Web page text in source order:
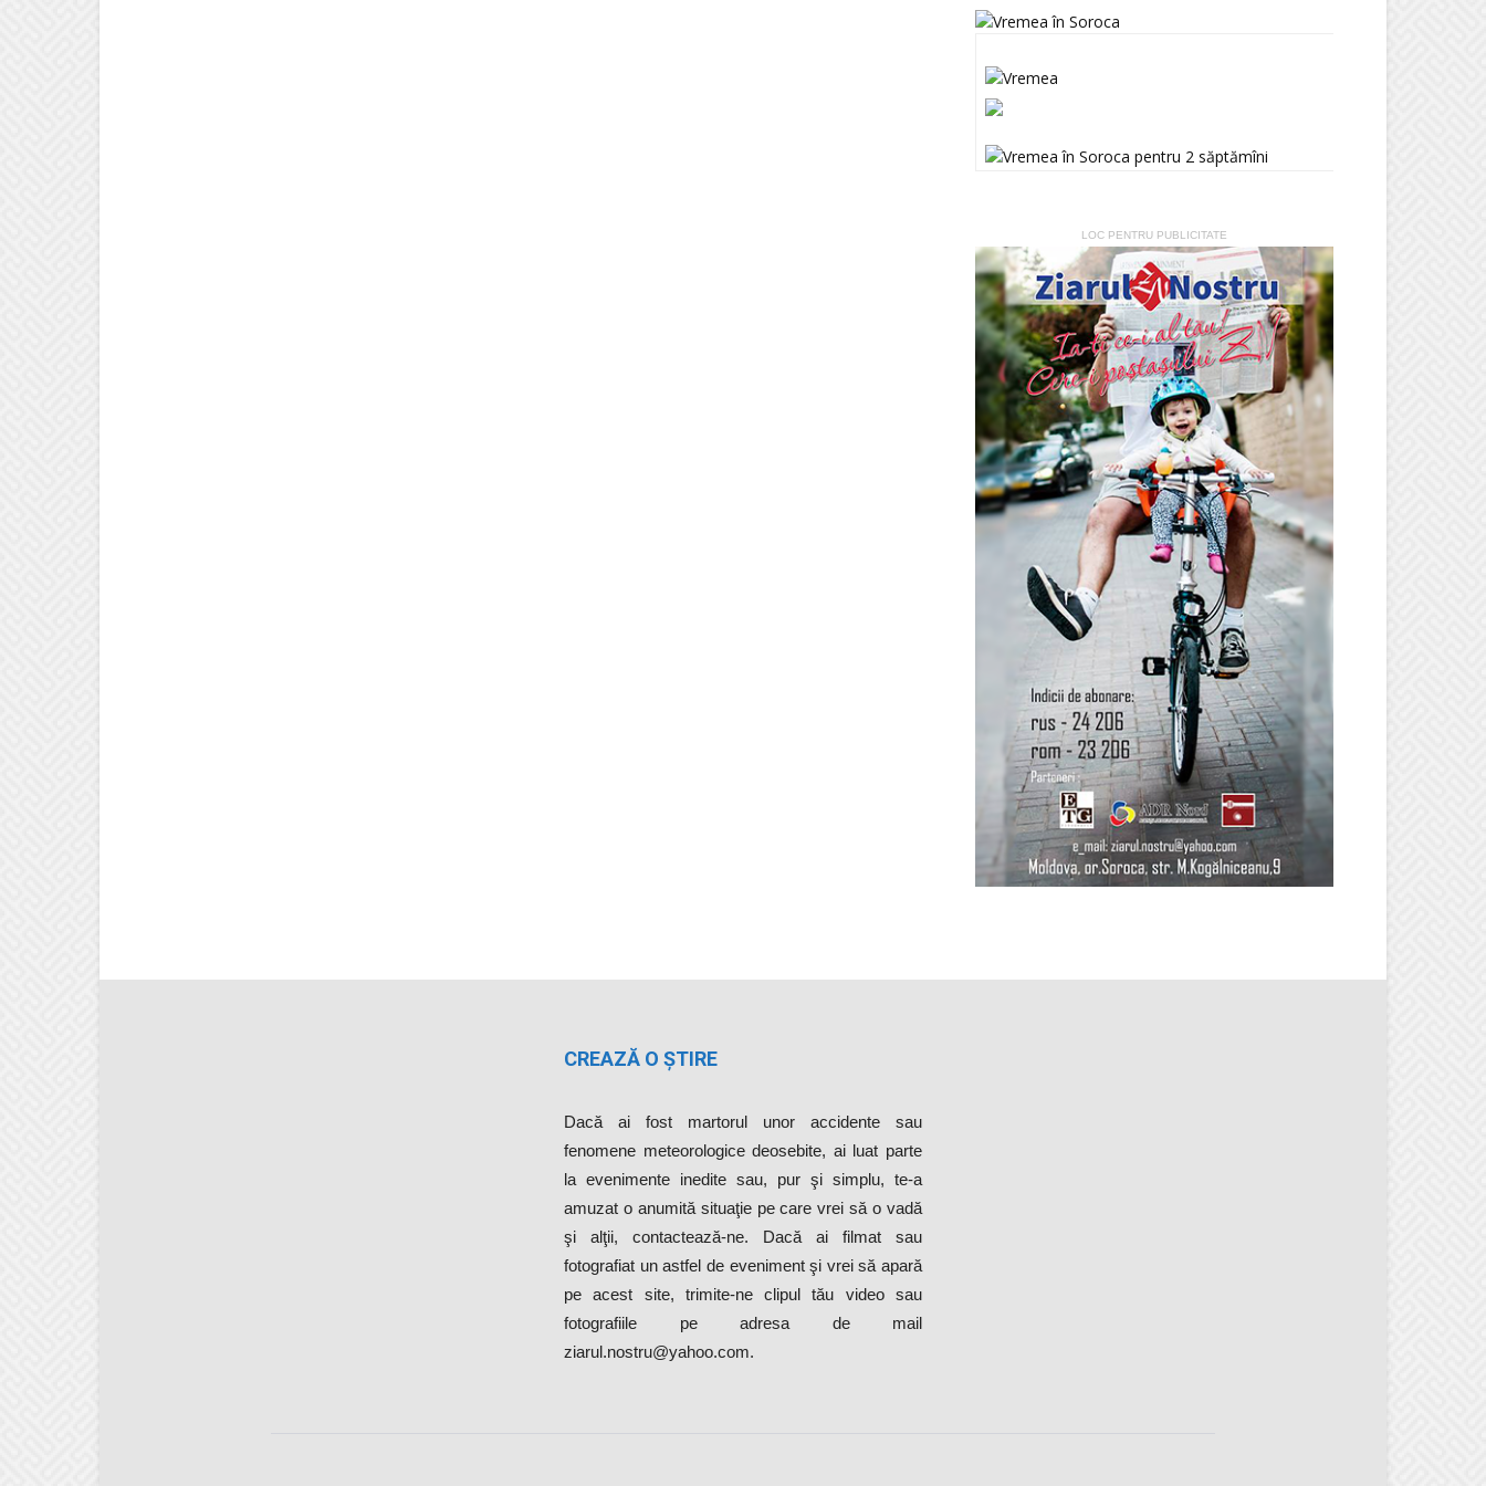
LOC PENTRU PUBLICITATE
CREAZĂ O ȘTIRE
Dacă ai fost martorul unor accidente sau
fenomene meteorologice deosebite, ai luat parte
la evenimente inedite sau, pur şi simplu, te-a
amuzat o anumită situaţie pe care vrei să o vadă
şi alţii, contactează-ne. Dacă ai filmat sau
fotografiat un astfel de eveniment şi vrei să apară
pe acest site, trimite-ne clipul tău video sau
fotografiile pe adresa de mail
ziarul.nostru@yahoo.com.